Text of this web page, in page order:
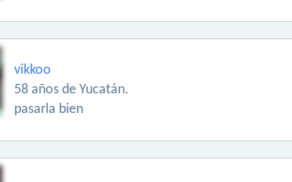
vikkoo
58 años de Yucatán.
pasarla bien